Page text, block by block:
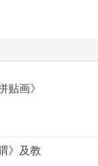
贴画》
》及教